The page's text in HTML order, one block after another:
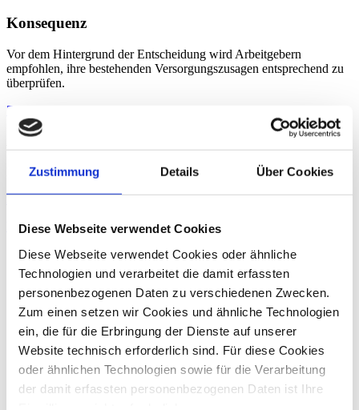
Zustimmung Details Über Cookies
Diese Webseite verwendet Cookies
Diese Webseite verwendet Cookies oder ähnliche
Technologien und verarbeitet die damit erfassten
personenbezogenen Daten zu verschiedenen Zwecken.
Zum einen setzen wir Cookies und ähnliche Technologien
ein, die für die Erbringung der Dienste auf unserer
Website technisch erforderlich sind. Für diese Cookies
oder ähnlichen Technologien sowie für die Verarbeitung
der damit erfassten personenbezogenen Daten ist Ihre
Konsequenz
Vor dem Hintergrund der Entscheidung wird Arbeitgebern
empfohlen, ihre bestehenden Versorgungszusagen entsprechend zu
überprüfen.
Zurück
Alexandra Hecht
Rechtsanwältin, Fachanwältin für Arbeitsrecht
Zum Profil von Alexandra Hecht
Erbrecht